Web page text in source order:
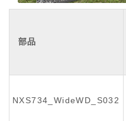
部品
NXS734_WideWD_S032